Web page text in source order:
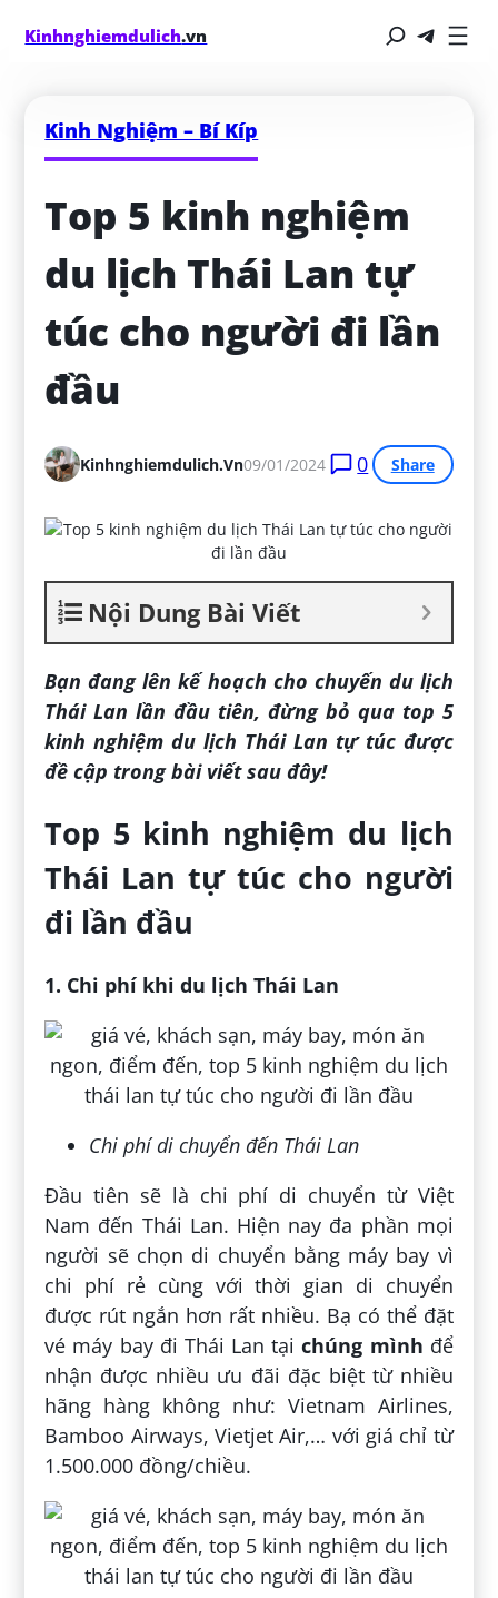
Kinhnghiemdulich.vn
Kinh Nghiệm – Bí Kíp
Top 5 kinh nghiệm
du lịch Thái Lan tự
túc cho người đi lần
đầu
Kinhnghiemdulich.vn09/01/2024 0 Share
Nội Dung Bài Viết
Bạn đang lên kế hoạch cho chuyến du lịch
Thái Lan lần đầu tiên, đừng bỏ qua top 5
kinh nghiệm du lịch Thái Lan tự túc được
đề cập trong bài viết sau đây!
Top 5 kinh nghiệm du lịch
Thái Lan tự túc cho người
đi lần đầu
1. Chi phí khi du lịch Thái Lan
Chi phí di chuyển đến Thái Lan
Đầu tiên sẽ là chi phí di chuyển từ Việt
Nam đến Thái Lan. Hiện nay đa phần mọi
người sẽ chọn di chuyển bằng máy bay vì
chi phí rẻ cùng với thời gian di chuyển
được rút ngắn hơn rất nhiều. Bạ có thể đặt
vé máy bay đi Thái Lan tại chúng mình để
nhận được nhiều ưu đãi đặc biệt từ nhiều
hãng hàng không như: Vietnam Airlines,
Bamboo Airways, Vietjet Air,… với giá chỉ từ
1.500.000 đồng/chiều.